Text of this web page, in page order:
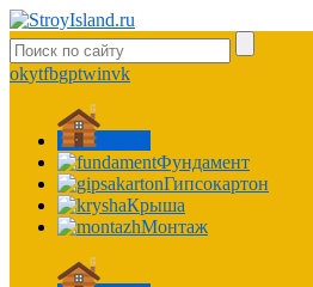
okytfbgptwinvk
Фундамент
Гипсокартон
Крыша
Монтаж